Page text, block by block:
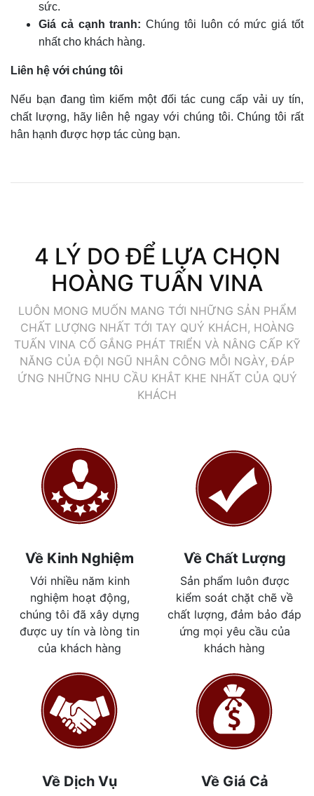
sức.
Giá cả cạnh tranh: Chúng tôi luôn có mức giá tốt
nhất cho khách hàng.
Liên hệ với chúng tôi
Nếu bạn đang tìm kiếm một đối tác cung cấp vải uy tín,
chất lượng, hãy liên hệ ngay với chúng tôi. Chúng tôi rất
hân hạnh được hợp tác cùng bạn.
4 LÝ DO ĐỂ LỰA CHỌN
HOÀNG TUẤN VINA
LUÔN MONG MUỐN MANG TỚI NHỮNG SẢN PHẨM
CHẤT LƯỢNG NHẤT TỚI TAY QUÝ KHÁCH, HOÀNG
TUẤN VINA CỐ GẮNG PHÁT TRIỂN VÀ NÂNG CẤP KỸ
NĂNG CỦA ĐỘI NGŨ NHÂN CÔNG MỖI NGÀY, ĐÁP
ỨNG NHỮNG NHU CẦU KHẮT KHE NHẤT CỦA QUÝ
KHÁCH
Về Kinh Nghiệm
Với nhiều năm kinh
nghiệm hoạt động,
chúng tôi đã xây dựng
được uy tín và lòng tin
của khách hàng
Về Chất Lượng
Sản phẩm luôn được
kiểm soát chặt chẽ về
chất lượng, đảm bảo đáp
ứng mọi yêu cầu của
khách hàng
Về Dịch Vụ Về Giá Cả